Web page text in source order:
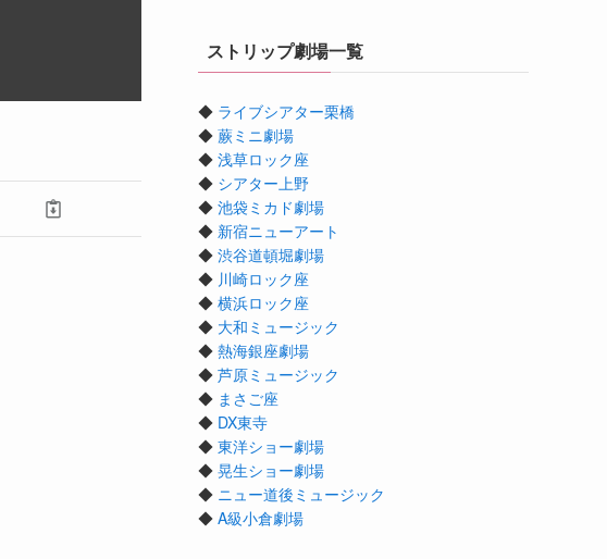
ストリップ劇場一覧
◆ ライブシアター栗橋
◆ 蕨ミニ劇場
◆ 浅草ロック座
◆ シアター上野
◆ 池袋ミカド劇場
◆ 新宿ニューアート
◆ 渋谷道頓堀劇場
◆ 川崎ロック座
◆ 横浜ロック座
◆ 大和ミュージック
◆ 熱海銀座劇場
◆ 芦原ミュージック
◆ まさご座
◆ DX東寺
◆ 東洋ショー劇場
◆ 晃生ショー劇場
◆ ニュー道後ミュージック
◆ A級小倉劇場